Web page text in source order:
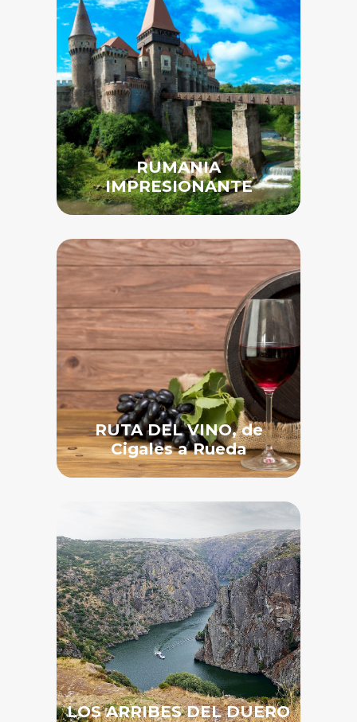
RUMANIA
IMPRESIONANTE
RUTA DEL VINO, de
Cigales a Rueda
LOS ARRIBES DEL DUERO